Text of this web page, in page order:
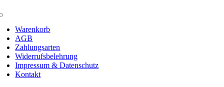
Warenkorb
AGB
Zahlungsarten
Widerrufsbelehrung
Impressum & Datenschutz
Kontakt